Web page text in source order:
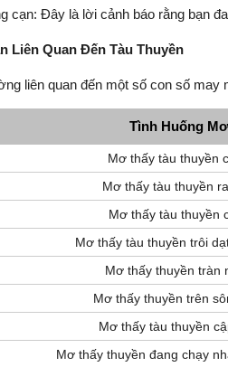
cạn: Đây là lời cảnh báo rằng bạn
Liên Quan Đến Tàu Thuyền
liên quan đến một số con số
Tình Huống Mơ
Mơ thấy tàu thuyền
Mơ thấy tàu thuyền
Mơ thấy tàu thuyền
Mơ thấy tàu thuyền trôi
Mơ thấy thuyền tràn
Mơ thấy thuyền trên
Mơ thấy tàu thuyền
Mơ thấy thuyền đang chạy